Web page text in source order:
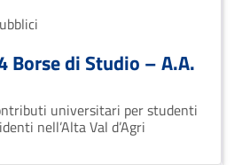
Borse di Studio – A.A.
universitari per studenti
nell’Alta Val d’Agri